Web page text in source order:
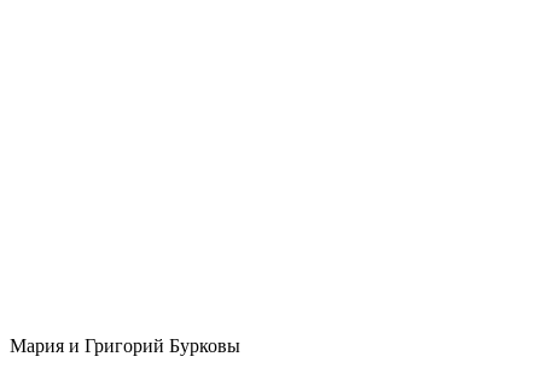
Мария и Григорий Бурковы